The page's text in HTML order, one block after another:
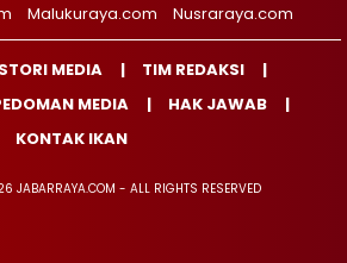
Malukuraya.com Nusraraya.com
MEDIA
TIM REDAKSI
MEDIA
HAK JAWAB
KONTAK IKAN
JABARRAYA.COM - ALL RIGHTS RESERVED